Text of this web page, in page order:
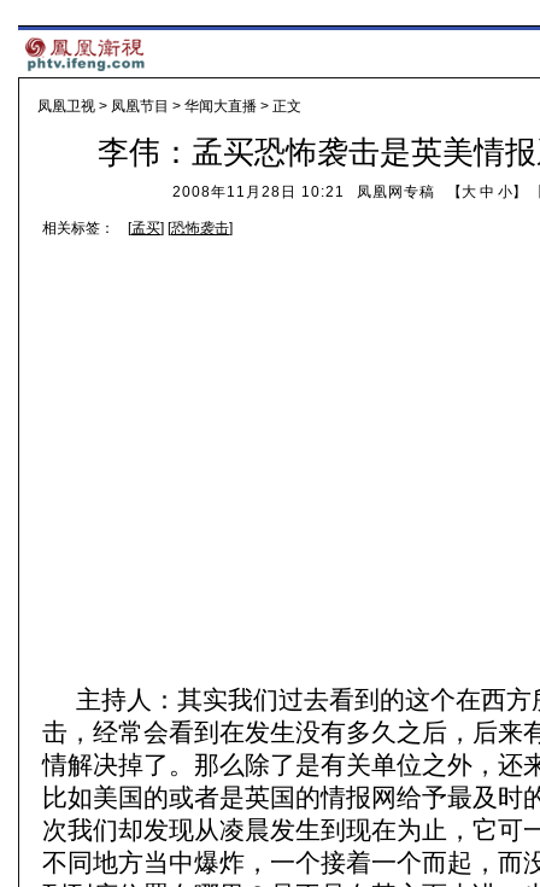
凤凰卫视 > 凤凰节目 > 华闻大直播 > 正文
李伟：孟买恐怖袭击是英美情
2008年11月28日 10:21 凤凰网专稿 【大 中 小】
相关标签： [孟买] [恐怖袭击]
主持人：其实我们过去看到的这个在西
击，经常会看到在发生没有多久之后，后来
情解决掉了。那么除了是有关单位之外，还
比如美国的或者是英国的情报网给予最及时
次我们却发现从凌晨发生到现在为止，它可
不同地方当中爆炸，一个接着一个而起，而